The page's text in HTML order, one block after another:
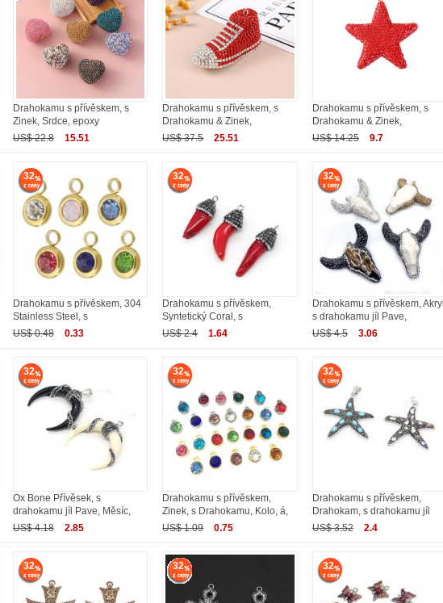
Drahokamu s přívěskem, s
Zinek, Srdce, epoxy
US$ 22.8
15.51
Drahokamu s přívěskem, s
Drahokamu & Zinek,
US$ 37.5
25.51
Drahokamu s přívěskem, s
Drahokamu & Zinek,
US$ 14.25
9.7
32
Drahokamu s přívěskem, 304
Stainless Steel, s
US$ 0.48
0.33
32
Drahokamu s přívěskem,
Syntetický Coral, s
US$ 2.4
1.64
32
Drahokamu s přívěskem,
s drahokamu jíl Pave,
US$ 4.5
3.06
32
Ox Bone Přívěsek, s
drahokamu jíl Pave, Měsíc,
US$ 4.18
2.85
32
Drahokamu s přívěskem,
Zinek, s Drahokamu, Kolo, á,
US$ 1.09
0.75
32
Drahokamu s přívěskem,
Drahokam, s drahokamu jíl
US$ 3.52
2.4
32 32 32